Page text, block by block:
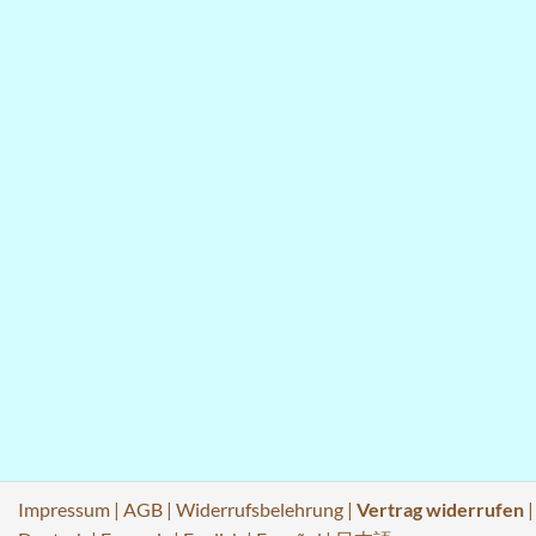
Impressum | AGB | Widerrufsbelehrung | Vertrag widerrufen |